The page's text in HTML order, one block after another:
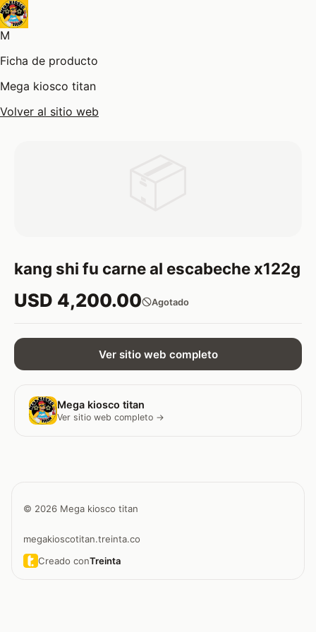
M
Ficha de producto
Mega kiosco titan
Volver al sitio web
kang shi fu carne al escabeche x122g
USD 4,200.00 Agotado
Ver sitio web completo
Mega kiosco titan
Ver sitio web completo →
© 2026 Mega kiosco titan
megakioscotitan.treinta.co
Creado conTreinta